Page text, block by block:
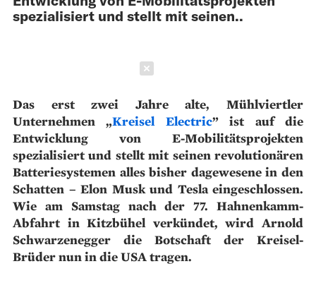
spezialisiert und stellt mit seinen..
Das erst zwei Jahre alte, Mühlviertler
Unternehmen „Kreisel Electric” ist auf die
Entwicklung von E-Mobilitätsprojekten
spezialisiert und stellt mit seinen revolutionären
Batteriesystemen alles bisher dagewesene in den
Schatten – Elon Musk und Tesla eingeschlossen.
Wie am Samstag nach der 77. Hahnenkamm-
Abfahrt in Kitzbühel verkündet, wird Arnold
Schwarzenegger die Botschaft der Kreisel-
Brüder nun in die USA tragen.